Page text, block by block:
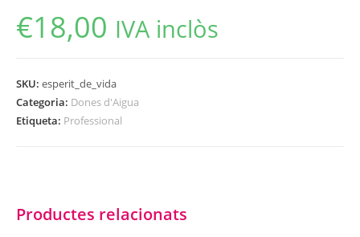
€18,00 IVA inclòs
SKU: esperit_de_vida
Categoria: Dones d'Aigua
Etiqueta: Professional
Productes relacionats